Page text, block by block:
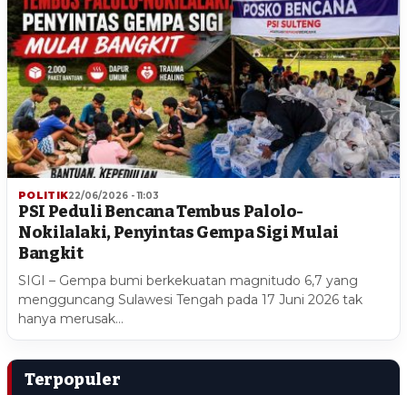
POLITIK22/06/2026 - 11:03
PSI Peduli Bencana Tembus Palolo-
Nokilalaki, Penyintas Gempa Sigi Mulai
Bangkit
SIGI – Gempa bumi berkekuatan magnitudo 6,7 yang
mengguncang Sulawesi Tengah pada 17 Juni 2026 tak
hanya merusak…
Terpopuler